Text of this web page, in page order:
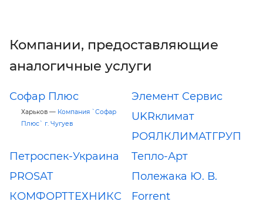
Компании, предоставляющие
аналогичные услуги
Софар Плюс
Харьков — Компания `Софар
Плюс` г. Чугуев
Элемент Сервис
UKRклимат
РОЯЛКЛИМАТГРУП
Петроспек-Украина
Тепло-Арт
PROSAT
Полежака Ю. В.
КОМФОРТТЕХНИКС
Forrent